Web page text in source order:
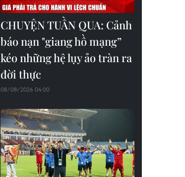
CHUYỆN TUẦN QUA: Cảnh
báo nạn "giang hồ mạng”
kéo những hệ lụy ảo tràn ra
đời thực
08/08/2026 04:00